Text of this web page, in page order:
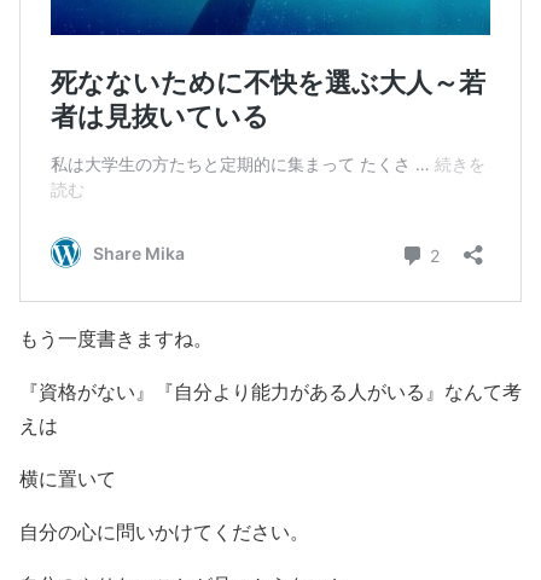
もう一度書きますね。
『資格がない』『自分より能力がある人がいる』なんて考
えは
横に置いて
自分の心に問いかけてください。